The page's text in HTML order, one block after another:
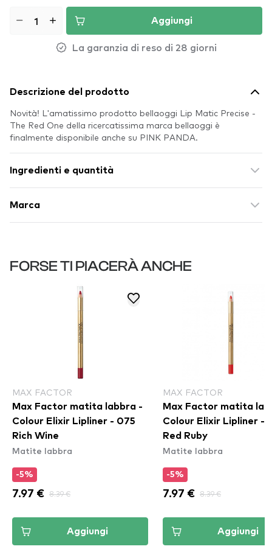
Aggiungi
La garanzia di reso di 28 giorni
Descrizione del prodotto
Novità! L'amatissimo prodotto bellaoggi Lip Matic Precise -
The Red One della ricercatissima marca bellaoggi è
finalmente disponibile anche su PINK PANDA.
Ingredienti e quantità
Marca
FORSE TI PIACERÀ ANCHE
MAX FACTOR
Max Factor matita labbra -
Colour Elixir Lipliner - 075
Rich Wine
Matite labbra
-5%
7.97 € 8.39 €
Aggiungi
MAX FACTOR
Max Factor matita
Colour Elixir Lipliner -
Red Ruby
Matite labbra
-5%
7.97 € 8.39 €
Aggiungi